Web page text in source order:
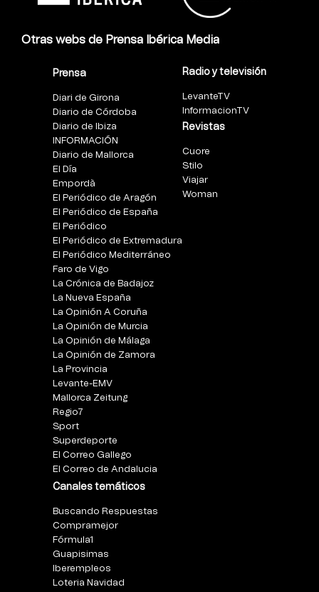
Otras webs de Prensa Ibérica Media
Prensa
Diari de Girona
Diario de Córdoba
Diario de Ibiza
INFORMACIÓN
Diario de Mallorca
El Día
Empordà
El Periódico de Aragón
El Periódico de España
El Periódico
El Periódico de Extremadura
El Periódico Mediterráneo
Faro de Vigo
La Crónica de Badajoz
La Nueva España
La Opinión A Coruña
La Opinión de Murcia
La Opinión de Málaga
La Opinión de Zamora
La Provincia
Levante-EMV
Mallorca Zeitung
Regio7
Sport
Superdeporte
El Correo Gallego
El Correo de Andalucia
Canales temáticos
Buscando Respuestas
Compramejor
Fórmula1
Guapisimas
Iberempleos
Loteria Navidad
Radio y televisión
LevanteTV
InformacionTV
Revistas
Cuore
Stilo
Viajar
Woman